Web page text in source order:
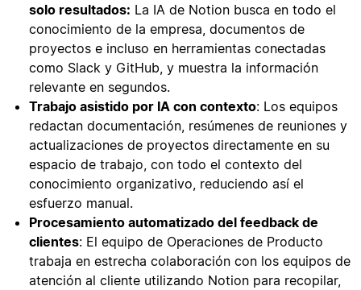
solo resultados: La IA de Notion busca en todo el
conocimiento de la empresa, documentos de
proyectos e incluso en herramientas conectadas
como Slack y GitHub, y muestra la información
relevante en segundos.
Trabajo asistido por IA con contexto: Los equipos
redactan documentación, resúmenes de reuniones y
actualizaciones de proyectos directamente en su
espacio de trabajo, con todo el contexto del
conocimiento organizativo, reduciendo así el
esfuerzo manual.
Procesamiento automatizado del feedback de
clientes: El equipo de Operaciones de Producto
trabaja en estrecha colaboración con los equipos de
atención al cliente utilizando Notion para recopilar,